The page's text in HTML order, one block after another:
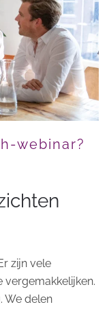
webinar?
zijn vele
vergemakkelijken.
We delen